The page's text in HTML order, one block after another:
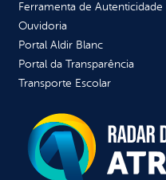
Ferramenta de Autenticidade
Ouvidoria
Portal Aldir Blanc
Portal da Transparência
Transporte Escolar